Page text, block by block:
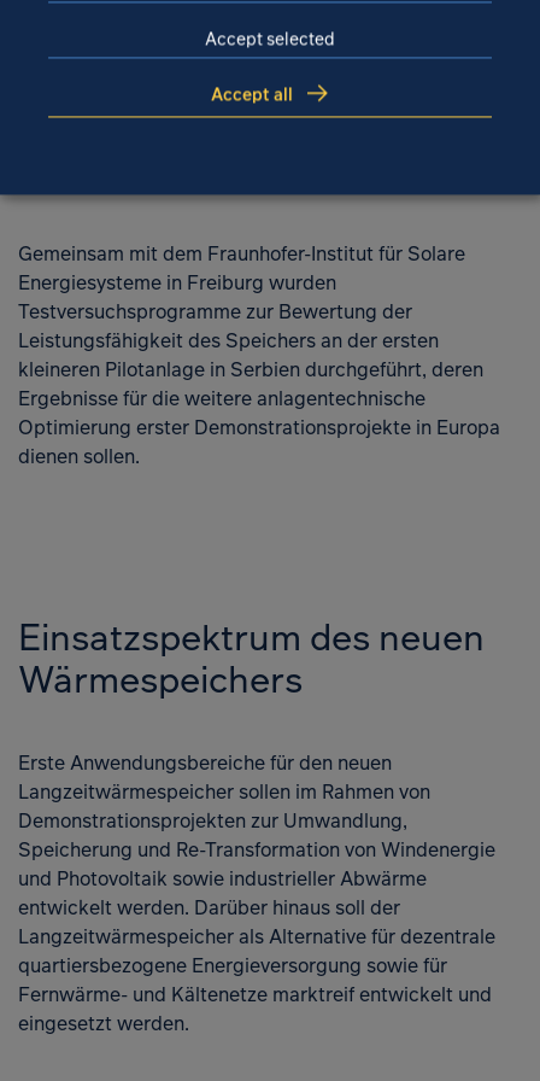
einem thermisch isolierten Festbett, aufgebaut aus einer
als Wärmespeichermasse fungierenden
Gesteinsschüttung. Das Speichermaterial ist
vorzugsweise vulkanischer Herkunft (z.B. Diabas oder
Gemeinsam mit dem Fraunhofer-Institut für Solare
Energiesysteme in Freiburg wurden
Testversuchsprogramme zur Bewertung der
Leistungsfähigkeit des Speichers an der ersten
kleineren Pilotanlage in Serbien durchgeführt, deren
Ergebnisse für die weitere anlagentechnische
Optimierung erster Demonstrationsprojekte in Europa
dienen sollen.
Einsatzspektrum des neuen
Wärmespeichers
Erste Anwendungsbereiche für den neuen
Langzeitwärmespeicher sollen im Rahmen von
Demonstrationsprojekten zur Umwandlung,
Speicherung und Re-Transformation von Windenergie
und Photovoltaik sowie industrieller Abwärme
entwickelt werden. Darüber hinaus soll der
Langzeitwärmespeicher als Alternative für dezentrale
quartiersbezogene Energieversorgung sowie für
Fernwärme- und Kältenetze marktreif entwickelt und
eingesetzt werden.
Accept selected
Accept all